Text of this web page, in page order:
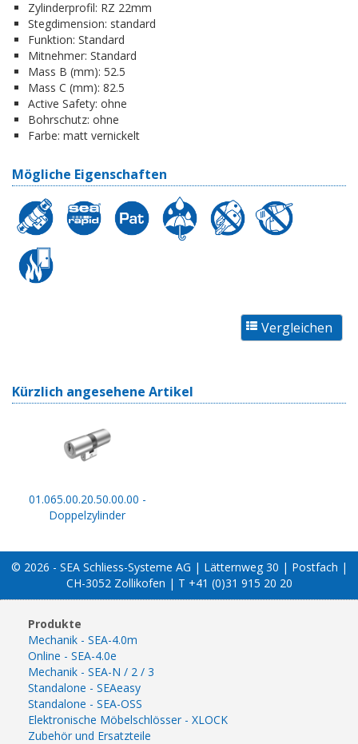
Zylinderprofil: RZ 22mm
Stegdimension: standard
Funktion: Standard
Mitnehmer: Standard
Mass B (mm): 52.5
Mass C (mm): 82.5
Active Safety: ohne
Bohrschutz: ohne
Farbe: matt vernickelt
Mögliche Eigenschaften
Kürzlich angesehene Artikel
01.065.00.20.50.00.00 -
Doppelzylinder
© 2026 - SEA Schliess-Systeme AG | Lätternweg 30 | Postfach |
CH-3052 Zollikofen | T +41 (0)31 915 20 20
Produkte
Mechanik - SEA-4.0m
Online - SEA-4.0e
Mechanik - SEA-N / 2 / 3
Standalone - SEAeasy
Standalone - SEA-OSS
Elektronische Möbelschlösser - XLOCK
Zubehör und Ersatzteile